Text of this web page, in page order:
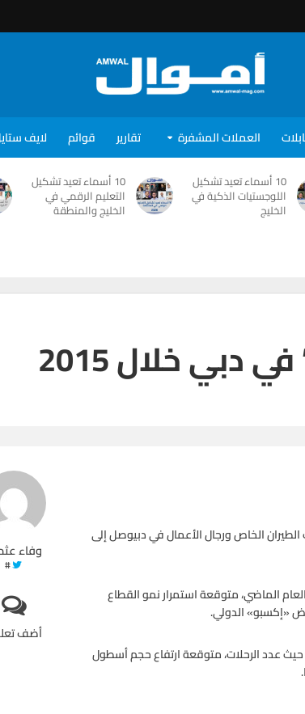
العملات المشفرة تقارير قوائم لايف
10 أسماء تعيد تشكيل
اللوجستيات الذكية في
الخليج
10 أسماء تعيد تشكيل
التعليم الرقمي في
الخليج والمنطقة
وفاء
#
أضف
الخاص ورجال الأعمال في دبيوصل إلى
دبي خلال العام الماضي، متوقعة استمرار نمو القطاع
«إكسبو» الدولي.
عدد الرحلات، متوقعة ارتفاع حجم أسطول